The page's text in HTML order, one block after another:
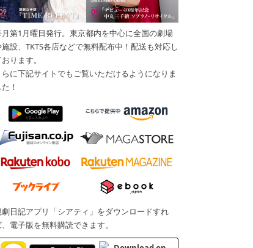
月第1月曜日発行。東京都内を中心に全国の劇場
設、TKTS各店などで無料配布中！配送も対応し
ります。
らに下記サイトでもご覧いただけるようになりま
！
劇日記アプリ「シアティ」をダウンロードすれ
電子版を無料購読できます。